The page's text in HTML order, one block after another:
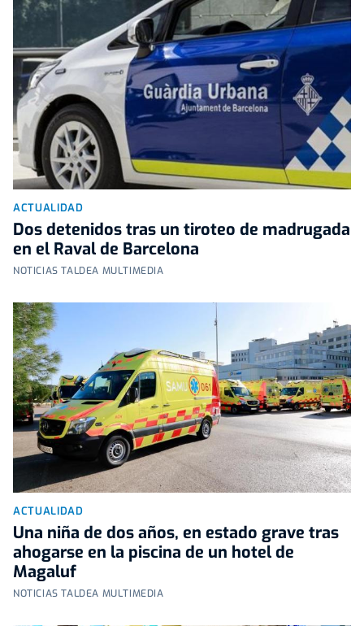
ACTUALIDAD
Dos detenidos tras un tiroteo de madrugada
en el Raval de Barcelona
NOTICIAS TALDEA MULTIMEDIA
ACTUALIDAD
Una niña de dos años, en estado grave tras
ahogarse en la piscina de un hotel de
Magaluf
NOTICIAS TALDEA MULTIMEDIA